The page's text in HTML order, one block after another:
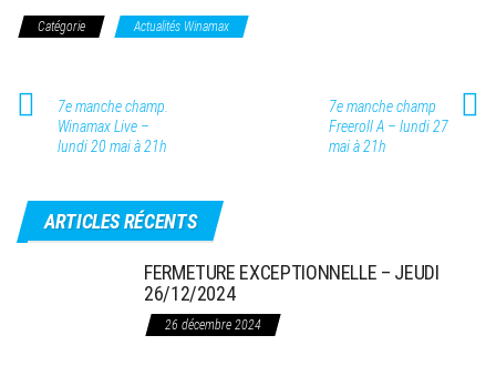
Catégorie Actualités Winamax
7e manche champ.
Winamax Live –
lundi 20 mai à 21h
7e manche champ
Freeroll A – lundi 27
mai à 21h
ARTICLES RÉCENTS
FERMETURE EXCEPTIONNELLE – JEUDI
26/12/2024
26 décembre 2024